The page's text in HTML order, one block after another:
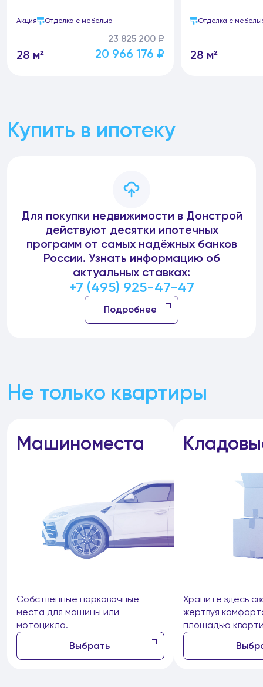
Акция Отделка с мебелью
28 м²
23 825 200 ₽
20 966 176 ₽
Отделка с
28 м²
Купить в ипотеку
Для покупки недвижимости в Донстрой
действуют десятки ипотечных
программ от самых надёжных банков
России. Узнать информацию об
актуальных ставках:
+7 (495) 925-47-47
Подробнее
Не только квартиры
Машиноместа
Собственные парковочные
места для машины или
мотоцикла.
Выбрать
Храните здесь
жертвуя
площадью